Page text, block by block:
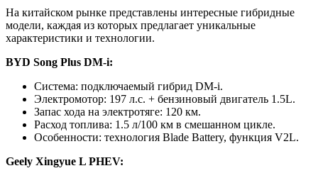
На китайском рынке представлены интересные гибридные
модели, каждая из которых предлагает уникальные
характеристики и технологии.
BYD Song Plus DM-i:
Система: подключаемый гибрид DM-i.
Электромотор: 197 л.с. + бензиновый двигатель 1.5L.
Запас хода на электротяге: 120 км.
Расход топлива: 1.5 л/100 км в смешанном цикле.
Особенности: технология Blade Battery, функция V2L.
Geely Xingyue L PHEV: